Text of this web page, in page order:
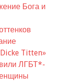
Бога и
Titten»
ЛГБТ*-